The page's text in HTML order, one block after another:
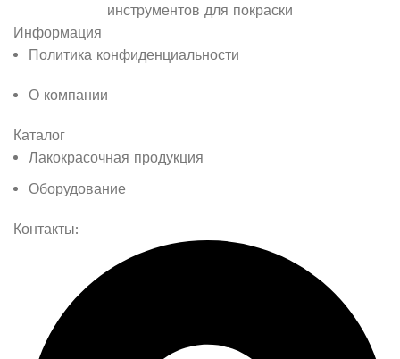
инструментов для покраски
Информация
Политика конфиденциальности
О компании
Каталог
Лакокрасочная продукция
Оборудование
Контакты: